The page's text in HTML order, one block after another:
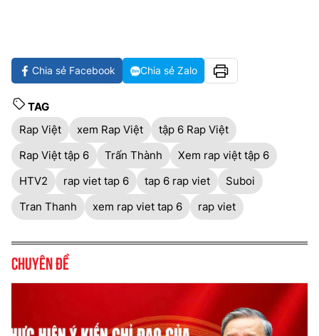
Chia sẻ Facebook Chia sẻ Zalo
TAG
Rap Việt
xem Rap Việt
tập 6 Rap Việt
Rap Việt tập 6
Trấn Thành
Xem rap việt tập 6
HTV2
rap viet tap 6 tap 6 rap viet
Suboi
Tran Thanh
xem rap viet tap 6 rap viet
Chuyên đề